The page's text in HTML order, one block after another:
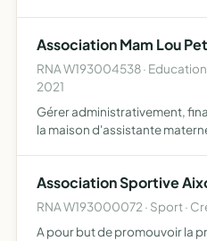
Association Mam Lou
RNA W193004538 ·
2021
Gérer administrativement,
la maison d'assistante
en ch…
Association Sportive
RNA W193000072 · Sport ·
A pour but de promouvoir la